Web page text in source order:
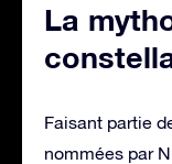
La
Faisant partie
nommées par